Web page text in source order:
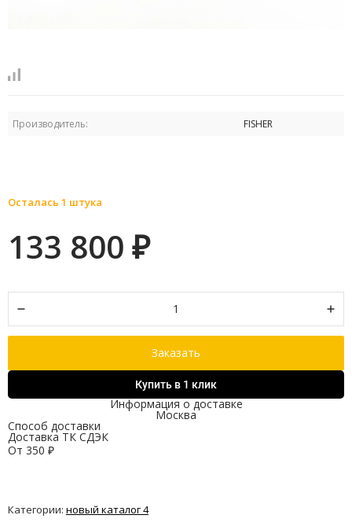
Производитель: FISHER
Осталась 1 штука
133 800 ₽
Заказать
Купить в 1 клик
Информация о доставке
Москва
Способ доставки
Доставка ТК СДЭК
От 350 ₽
Категории: новый каталог 4